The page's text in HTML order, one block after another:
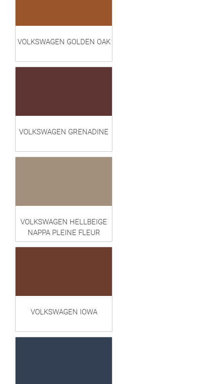
VOLKSWAGEN GOLDEN OAK
VOLKSWAGEN GRENADINE
VOLKSWAGEN HELLBEIGE
NAPPA PLEINE FLEUR
VOLKSWAGEN IOWA